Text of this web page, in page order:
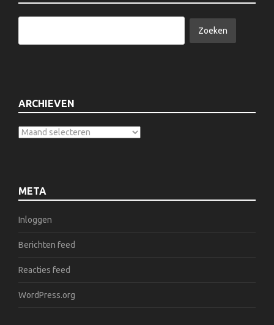
ARCHIEVEN
META
Inloggen
Berichten feed
Reacties feed
WordPress.org